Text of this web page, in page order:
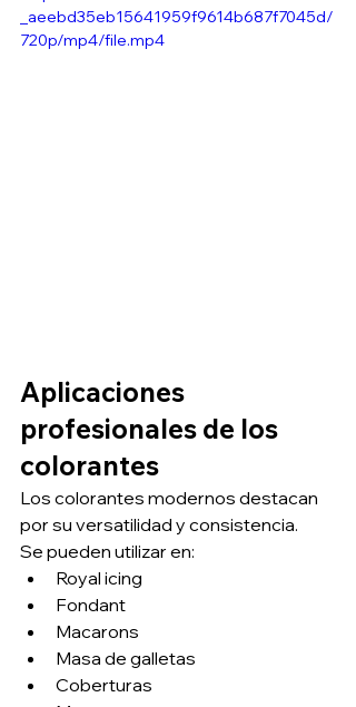
_aeebd35eb15641959f9614b687f7045d/
720p/mp4/file.mp4
Aplicaciones
profesionales de los
colorantes
Los colorantes modernos destacan
por su versatilidad y consistencia.
Se pueden utilizar en:
Royal icing
Fondant
Macarons
Masa de galletas
Coberturas